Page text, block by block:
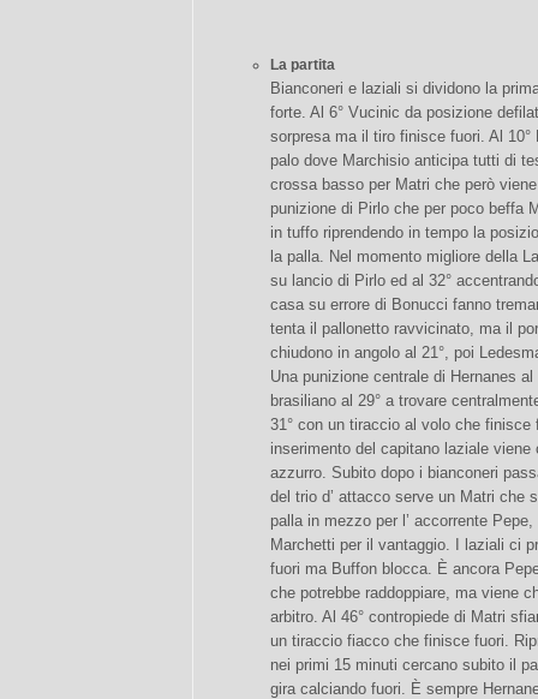
La partita
Bianconeri e laziali si dividono la
forte. Al 6° Vucinic da posizione
sorpresa ma il tiro finisce fuori. Al
palo dove Marchisio anticipa tutti di
crossa basso per Matri che però
punizione di Pirlo che per poco beffa
in tuffo riprendendo in tempo la
la palla. Nel momento migliore della
su lancio di Pirlo ed al 32°
casa su errore di Bonucci fanno
tenta il pallonetto ravvicinato, ma il
chiudono in angolo al 21°, poi
Una punizione centrale di Hernanes
brasiliano al 29° a trovare
31° con un tiraccio al volo che finisce
inserimento del capitano laziale
azzurro. Subito dopo i bianconeri
del trio d’ attacco serve un Matri che
palla in mezzo per l’ accorrente
Marchetti per il vantaggio. I laziali ci
fuori ma Buffon blocca. È ancora
che potrebbe raddoppiare, ma viene
arbitro. Al 46° contropiede di Matri
un tiraccio fiacco che finisce fuori.
nei primi 15 minuti cercano subito il
gira calciando fuori. È sempre